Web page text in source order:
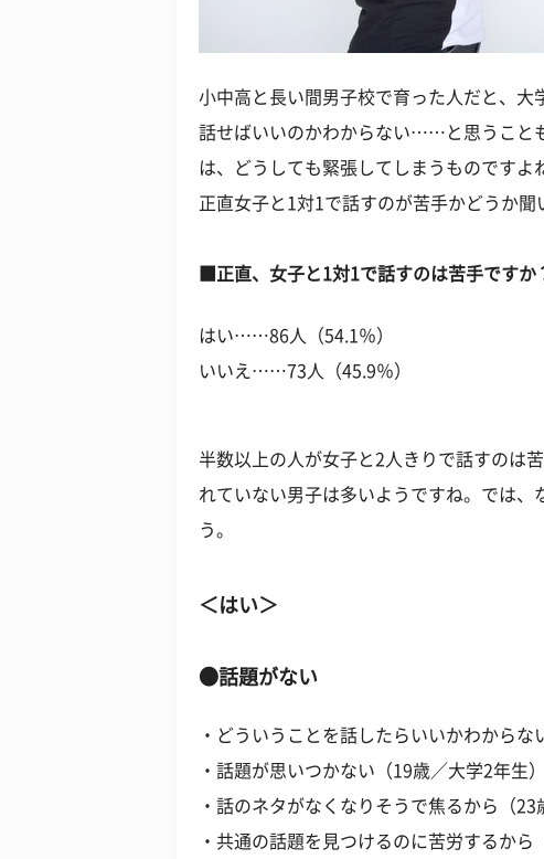
小中高と長い間男子校で育った人だと、大
話せばいいのかわからない……と思うこと
は、どうしても緊張してしまうものです
正直女子と1対1で話すのが苦手かどうか聞
■正直、女子と1対1で話すのは苦手ですか
はい……86人（54.1％）
いいえ……73人（45.9％）
半数以上の人が女子と2人きりで話すのは
れていない男子は多いようですね。では、
う。
＜はい＞
●話題がない
・どういうことを話したらいいかわからな
・話題が思いつかない（19歳／大学2年生）
・話のネタがなくなりそうで焦るから（23
・共通の話題を見つけるのに苦労するから